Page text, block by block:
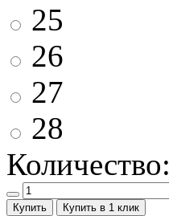
25
26
27
28
Количество:
Купить Купить в 1 клик